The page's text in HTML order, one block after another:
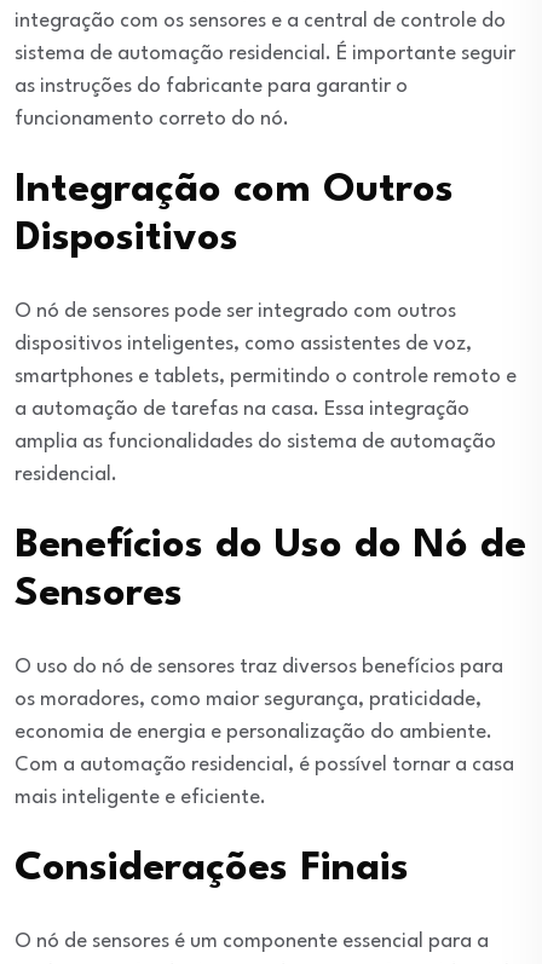
integração com os sensores e a central de controle do
sistema de automação residencial. É importante seguir
as instruções do fabricante para garantir o
funcionamento correto do nó.
Integração com Outros
Dispositivos
O nó de sensores pode ser integrado com outros
dispositivos inteligentes, como assistentes de voz,
smartphones e tablets, permitindo o controle remoto e
a automação de tarefas na casa. Essa integração
amplia as funcionalidades do sistema de automação
residencial.
Benefícios do Uso do Nó de
Sensores
O uso do nó de sensores traz diversos benefícios para
os moradores, como maior segurança, praticidade,
economia de energia e personalização do ambiente.
Com a automação residencial, é possível tornar a casa
mais inteligente e eficiente.
Considerações Finais
O nó de sensores é um componente essencial para a